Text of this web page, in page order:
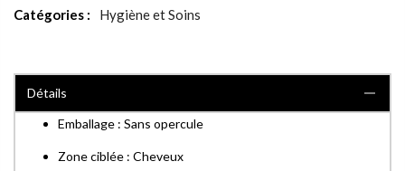
Catégories :
Hygiène et Soins
Détails
Emballage : Sans opercule
Zone ciblée : Cheveux